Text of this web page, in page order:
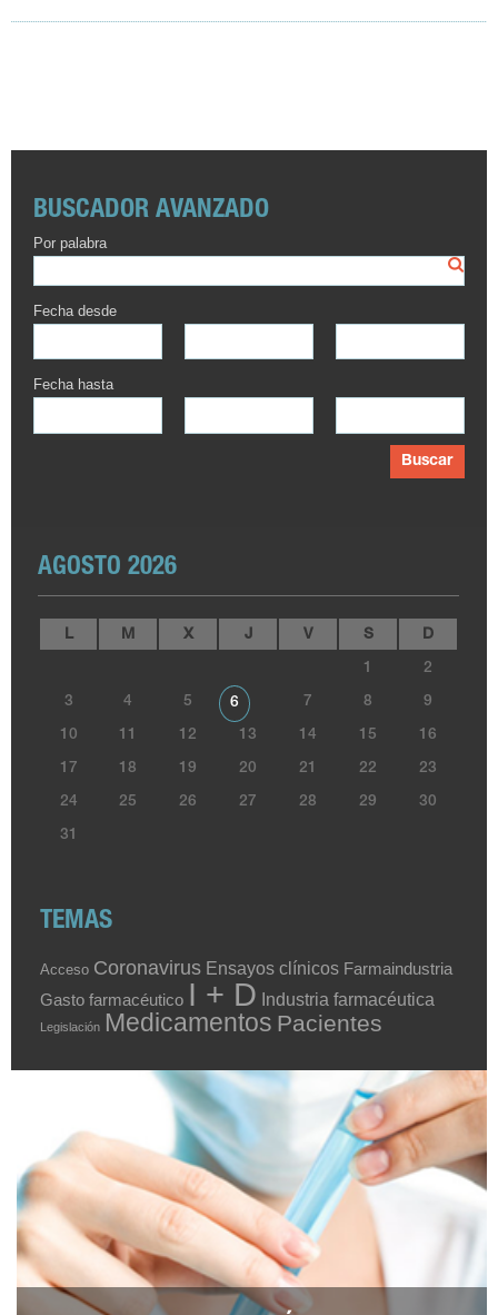
BUSCADOR AVANZADO
Por palabra
Fecha desde
Fecha hasta
Buscar
AGOSTO 2026
L M X J V S D
1 2
3 4 5 6 7 8 9
10 11 12 13 14 15 16
17 18 19 20 21 22 23
24 25 26 27 28 29 30
31
TEMAS
Acceso Coronavirus Ensayos clínicos Farmaindustria
Gasto farmacéutico I + D Industria farmacéutica
Legislación Medicamentos Pacientes